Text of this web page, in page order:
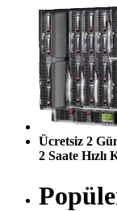
Ücretsiz 2
2 Saate Hızlı